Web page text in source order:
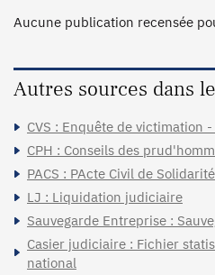
Aucune publication recensée
Autres sources dans
CVS : Enquête de victimation
CPH : Conseils des
PACS : PActe Civil de Solidarité
LJ : Liquidation judiciaire
Sauvegarde Entreprise :
Casier judiciaire : Fichier
national